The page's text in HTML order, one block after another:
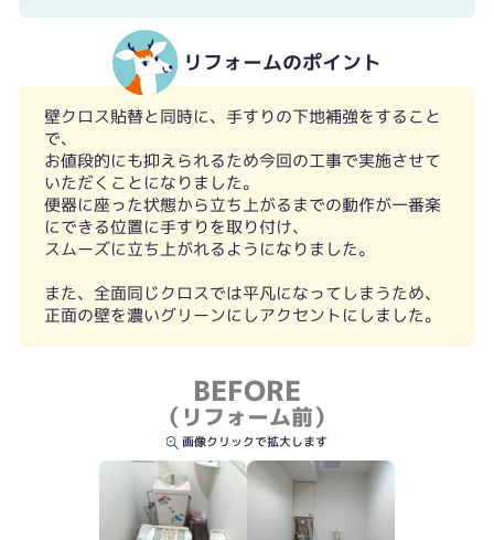
リフォームのポイント
壁クロス貼替と同時に、手すりの下地補強をすること
で、
お値段的にも抑えられるため今回の工事で実施させて
いただくことになりました。
便器に座った状態から立ち上がるまでの動作が一番楽
にできる位置に手すりを取り付け、
スムーズに立ち上がれるようになりました。
また、全面同じクロスでは平凡になってしまうため、
正面の壁を濃いグリーンにしアクセントにしました。
BEFORE
（リフォーム前）
画像クリックで拡大します
お施主様を綿密に取付位置を確認しているので体重移動も楽になりました